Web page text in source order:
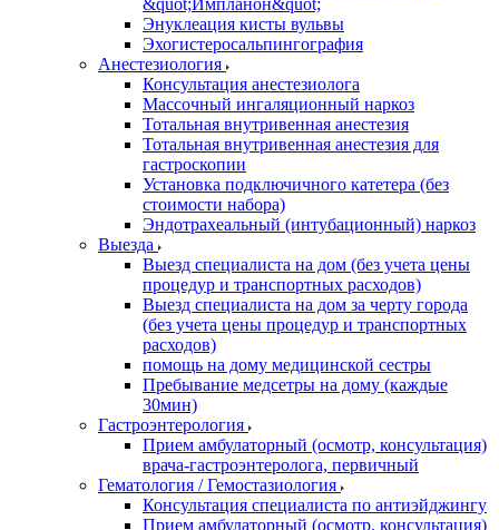
&quot;Импланон&quot;
Энуклеация кисты вульвы
Эхогистеросальпингография
Анестезиология
Консультация анестезиолога
Массочный ингаляционный наркоз
Тотальная внутривенная анестезия
Тотальная внутривенная анестезия для
гастроскопии
Установка подключичного катетера (без
стоимости набора)
Эндотрахеальный (интубационный) наркоз
Выезда
Выезд специалиста на дом (без учета цены
процедур и транспортных расходов)
Выезд специалиста на дом за черту города
(без учета цены процедур и транспортных
расходов)
помощь на дому медицинской сестры
Пребывание медсетры на дому (каждые
30мин)
Гастроэнтерология
Прием амбулаторный (осмотр, консультация)
врача-гастроэнтеролога, первичный
Гематология / Гемостазиология
Консультация специалиста по антиэйджингу
Прием амбулаторный (осмотр, консультация)